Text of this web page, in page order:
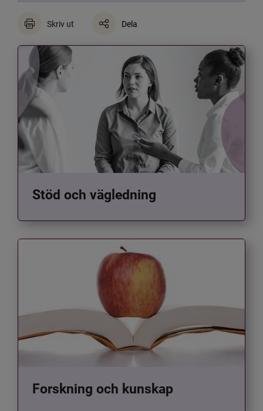
Skriv ut Dela
Stöd och vägledning
Forskning och kunskap